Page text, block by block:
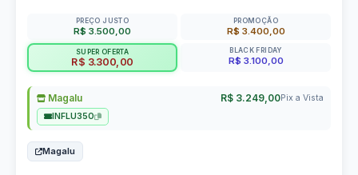
PREÇO JUSTO
R$ 3.500,00
PROMOÇÃO
R$ 3.400,00
SUPER OFERTA
R$ 3.300,00
BLACK FRIDAY
R$ 3.100,00
Magalu R$ 3.249,00Pix a Vista
INFLU350
Magalu